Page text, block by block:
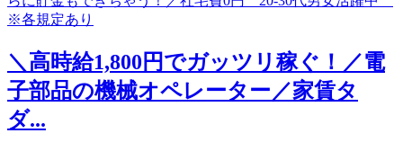
＼高時給1,800円でガッツリ稼ぐ！／電
子部品の機械オペレーター／家賃タ
ダ...